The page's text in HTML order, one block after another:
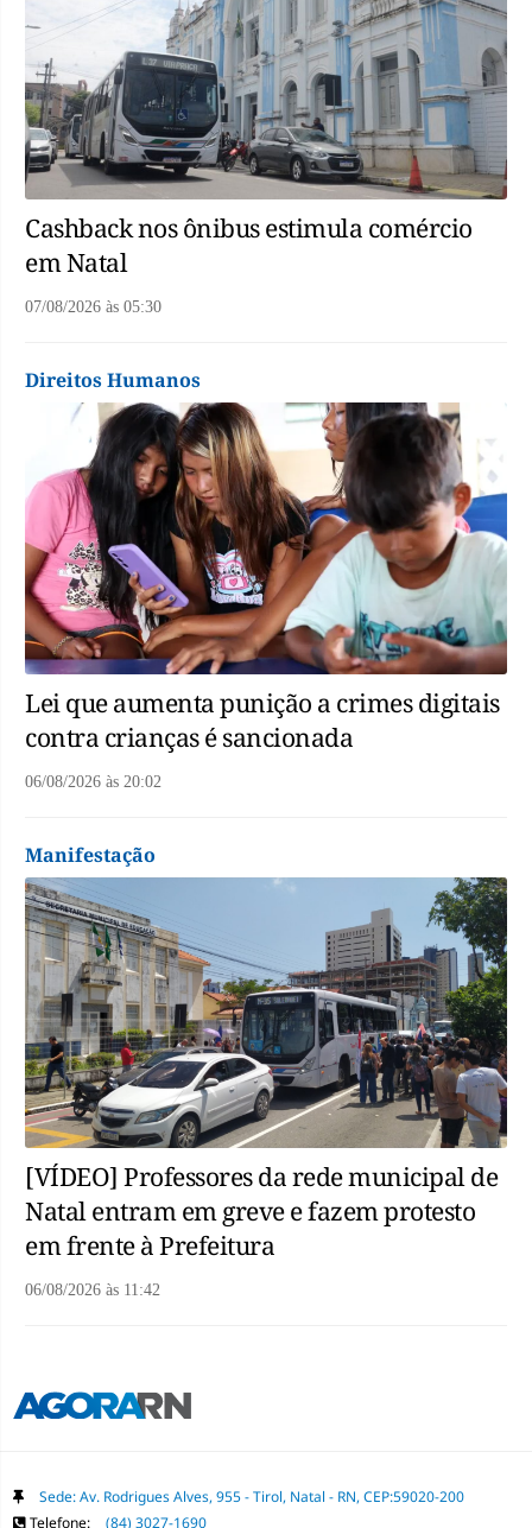
Cashback nos ônibus estimula comércio
em Natal
07/08/2026 às 05:30
Direitos Humanos
Lei que aumenta punição a crimes digitais
contra crianças é sancionada
06/08/2026 às 20:02
Manifestação
[VÍDEO] Professores da rede municipal de
Natal entram em greve e fazem protesto
em frente à Prefeitura
06/08/2026 às 11:42
Sede: Av. Rodrigues Alves, 955 - Tirol, Natal - RN, CEP:59020-200
Telefone:
(84) 3027-1690